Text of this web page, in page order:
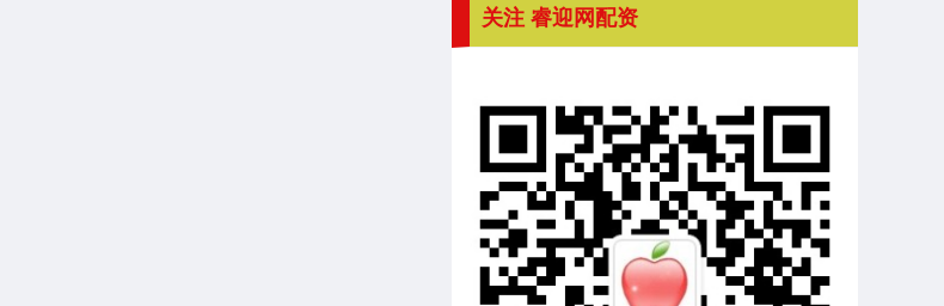
关注 睿迎网配资